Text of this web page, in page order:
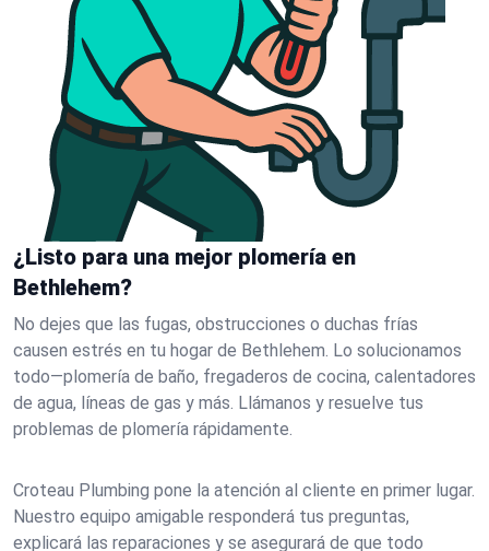
¿Listo para una mejor plomería en
Bethlehem?
No dejes que las fugas, obstrucciones o duchas frías
causen estrés en tu hogar de Bethlehem. Lo solucionamos
todo—plomería de baño, fregaderos de cocina, calentadores
de agua, líneas de gas y más. Llámanos y resuelve tus
problemas de plomería rápidamente.
Croteau Plumbing pone la atención al cliente en primer lugar.
Nuestro equipo amigable responderá tus preguntas,
explicará las reparaciones y se asegurará de que todo